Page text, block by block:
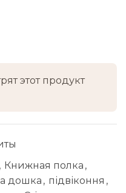
этот продукт
, Книжная полка ,
дошка , підвіконня ,